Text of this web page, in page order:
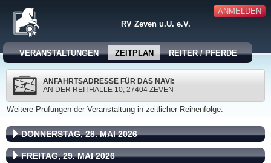
ANMELDEN
RV Zeven u.U. e.V.
VERANSTALTUNGEN ZEITPLAN REITER / PFERDE
ANFAHRTSADRESSE FÜR DAS NAVI:
AN DER REITHALLE 10, 27404 ZEVEN
Weitere Prüfungen der Veranstaltung in zeitlicher Reihenfolge:
DONNERSTAG, 28. MAI 2026
FREITAG, 29. MAI 2026